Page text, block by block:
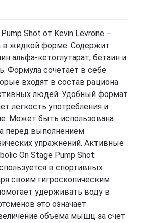
Shot от Kevin Levrone –
в жидкой форме. Содержит
альфа-кетоглутарат, бетаин и
Формула сочетает в себе
входят в состав рациона
людей. Удобный формат
легкость употребления и
Может быть использована
перед выполнением
упражнений. Активные
On Stage Pump Shot:
в спортивных
своим гигроскопическим
удерживать воду в
это означает
объема мышц за счет